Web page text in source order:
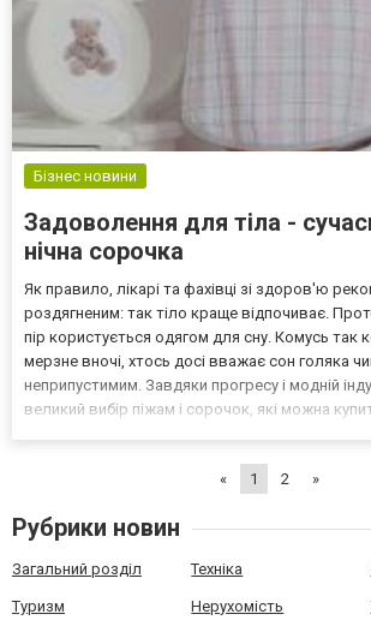
Бізнес новини
Задоволення для тіла -
нічна сорочка
Як правило, лікарі та фахівці зі здоров'ю
роздягненим: так тіло краще відпочиває.
пір користується одягом для сну. Комусь так
мерзне вночі, хтось досі вважає сон голяка
неприпустимим. Завдяки прогресу і модній
великий вибір піжам і сорочок, які можна
«
1 2 »
Рубрики новин
Загальний розділ Техніка
Туризм Нерухомість